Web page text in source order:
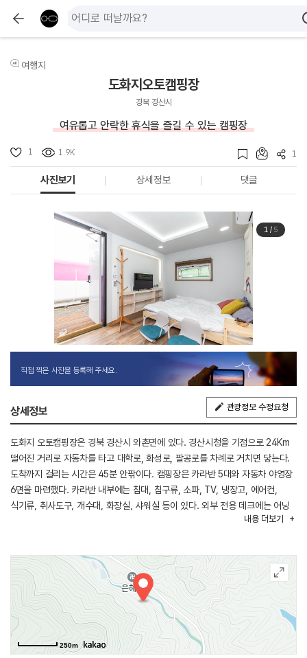
여행지
도화지오토캠핑장
경북 경산시
여유롭고 안락한 휴식을 즐길 수 있는 캠핑장
1 1.9K 1
사진보기 상세정보 댓글
1/ 5
직접 찍은 사진을 등록해 주세요.
상세정보 관광정보 수정요청
도화지 오토캠핑장은 경북 경산시 와촌면에 있다. 경산시청을 기점으로 24Km
떨어진 거리로 자동차를 타고 대학로, 화성로, 팔공로를 차례로 거치면 닿는다.
도착까지 걸리는 시간은 45분 안팎이다. 캠핑장은 카라반 5대와 자동차 야영장
6면을 마련했다. 카라반 내부에는 침대, 침구류, 소파, TV, 냉장고, 에어컨,
식기류, 취사도구, 개수대, 화장실, 샤워실 등이 있다. 외부 전용 데크에는 어닝
아래 의자 일체형 테이블을 비치했다. 파쇄석으로 이뤄진 자동차 야영장은
내용 더보기
250m